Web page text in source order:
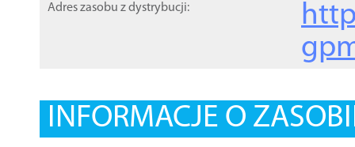
Adres zasobu z dystrybucji:
INFORMACJE O